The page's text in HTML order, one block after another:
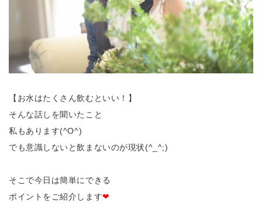
【お水はたくさん飲むといい！】
そんな話しを聞いたこと
私もあります(^O^)
でも意識しないと飲まないのが現状(^_^;)
そこで今日は簡単にできる
ポイントをご紹介します❤